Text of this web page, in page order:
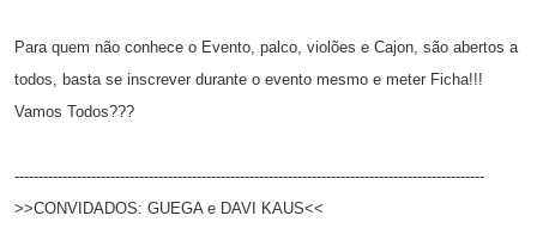
Para quem não conhece o Evento, palco, violões e Cajon, são abertos a
todos, basta se inscrever durante o evento mesmo e meter Ficha!!!
Vamos Todos???
--------------------------------------------------------------------------------------------------
>>CONVIDADOS: GUEGA e DAVI KAUS<<